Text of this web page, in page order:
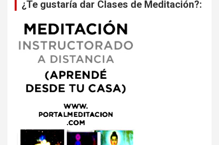
¿Te gustaría dar Clases de Meditación?: